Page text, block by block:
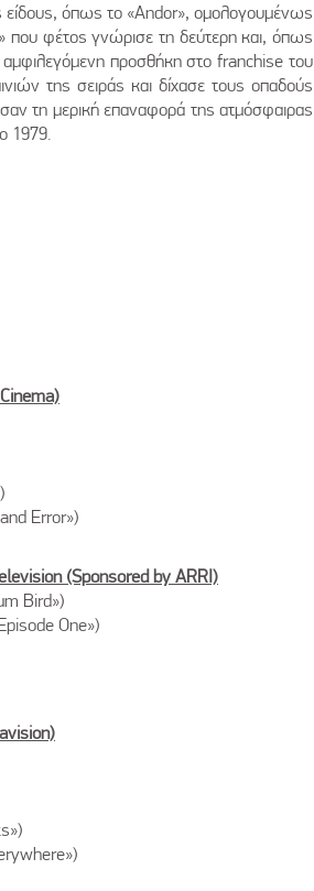
όπως το «Andor», ομολογουμένως
που φέτος γνώρισε τη δεύτερη και, όπως
προσθήκη στο franchise του
της σειράς και δίχασε τους οπαδούς
τη μερική επαναφορά της ατμόσφαιρας
1979.
Error»)
(Sponsored by ARRI)
Bird»)
One»)